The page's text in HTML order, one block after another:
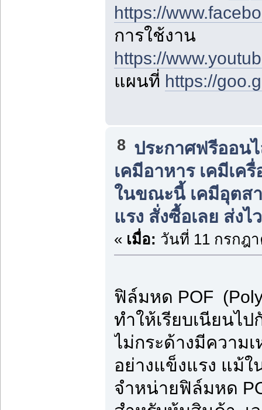
https://
การใช้งาน
https://
แผนที่ https://
8 ประกาศฟรีออน
เคมีอาหาร เคมีเค
ในขณะนี้ เคมีอุตส
แรง สั่งซื้อเลย ส่งไว
« เมื่อ: วันที่ 11 กรกฎา
ฟิล์มหด POF
ทำให้เรียบเนียนไ
ไม่กระด้างมีความ
อย่างแข็งแรง แม้ใ
จำหน่ายฟิล์มหด